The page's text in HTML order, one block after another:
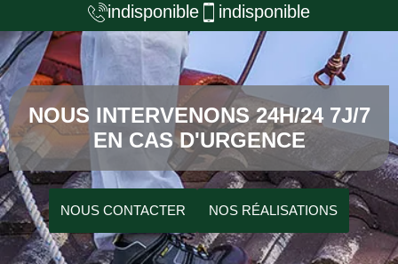
indisponible indisponible
NOUS INTERVENONS 24H/24 7J/7
EN CAS D'URGENCE
NOUS CONTACTER NOS RÉALISATIONS